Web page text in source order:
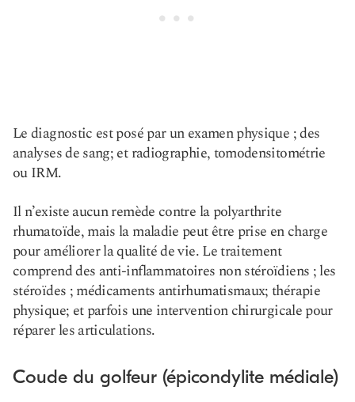
Le diagnostic est posé par un examen physique ; des
analyses de sang; et radiographie, tomodensitométrie
ou IRM.
Il n’existe aucun remède contre la polyarthrite
rhumatoïde, mais la maladie peut être prise en charge
pour améliorer la qualité de vie. Le traitement
comprend des anti-inflammatoires non stéroïdiens ; les
stéroïdes ; médicaments antirhumatismaux; thérapie
physique; et parfois une intervention chirurgicale pour
réparer les articulations.
Coude du golfeur (épicondylite médiale)